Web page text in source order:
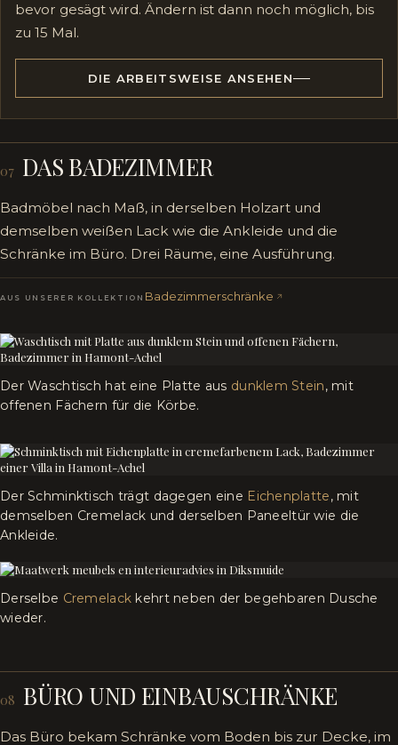
bevor gesägt wird. Ändern ist dann noch möglich, bis
zu 15 Mal.
DIE ARBEITSWEISE ANSEHEN
07 DAS BADEZIMMER
Badmöbel nach Maß, in derselben Holzart und
demselben weißen Lack wie die Ankleide und die
Schränke im Büro. Drei Räume, eine Ausführung.
AUS UNSERER KOLLEKTION Badezimmerschränke
Der Waschtisch hat eine Platte aus dunklem Stein, mit
offenen Fächern für die Körbe.
Der Schminktisch trägt dagegen eine Eichenplatte, mit
demselben Cremelack und derselben Paneeltür wie die
Ankleide.
Derselbe Cremelack kehrt neben der begehbaren Dusche
wieder.
08 BÜRO UND EINBAUSCHRÄNKE
Das Büro bekam Schränke vom Boden bis zur Decke, im